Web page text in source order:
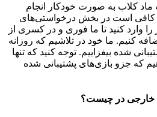
کلاب به صورت خودکار انجام
کافی است در بخش درخواستی‌های
وارد کنید تا ما فوری و در کسری از
کنیم. ما خود در تلاشیم که روزانه
شده بیفزاییم. توجه کنید که تنها
که جزو بازی‌های پشتیبانی شده
خارجی در چیست؟